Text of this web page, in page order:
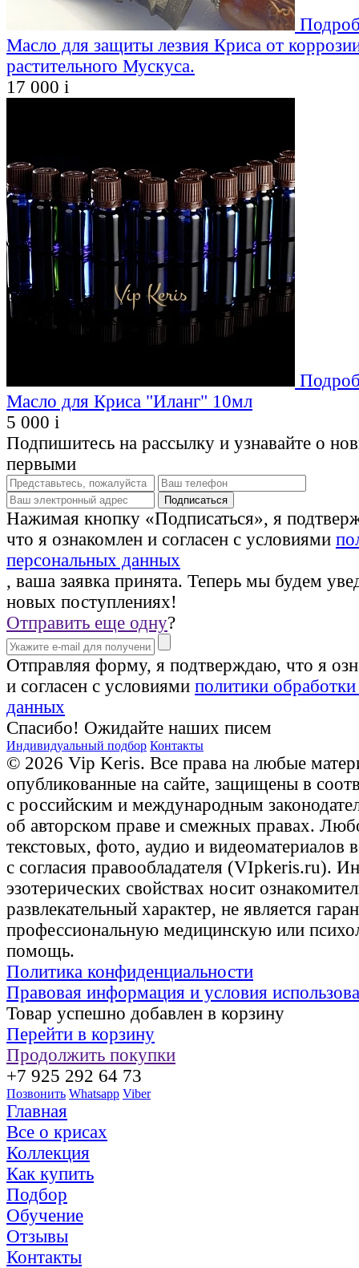
Масло для защиты лезвия Криса от
растительного Мускуса.
17 000 i
Масло для Криса "Иланг" 10мл
5 000 i
Подпишитесь на рассылку и узнавайте о
первыми
Нажимая кнопку «Подписаться», я
что я ознакомлен и согласен с условиями
персональных данных
, ваша заявка принята. Теперь мы будем
новых поступлениях!
Отправить еще одну?
Отправляя форму, я подтверждаю, что я
и согласен с условиями политики
данных
Спасибо! Ожидайте наших писем
Индивидуальный подбор Контакты
© 2026 Vip Keris. Все права на любые
опубликованные на сайте, защищены в
с российским и международным
об авторском праве и смежных правах.
текстовых, фото, аудио и видеоматериалов
с согласия правообладателя (VIpkeris.ru).
эзотерических свойствах носит
развлекательный характер, не является
профессиональную медицинскую или
помощь.
Политика конфиденциальности
Правовая информация и условия
Товар успешно добавлен в корзину
Перейти в корзину
Продолжить покупки
+7 925 292 64 73
Позвонить Whatsapp Viber
Главная
Все о крисах
Коллекция
Как купить
Подбор
Обучение
Отзывы
Контакты